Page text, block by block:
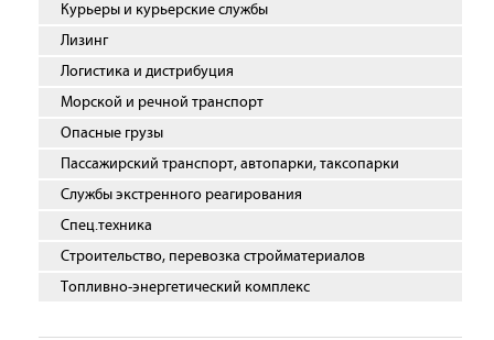
Курьеры и курьерские службы
Лизинг
Логистика и дистрибуция
Морской и речной транспорт
Опасные грузы
Пассажирский транспорт, автопарки, таксопарки
Службы экстренного реагирования
Спец.техника
Строительство, перевозка стройматериалов
Топливно-энергетический комплекс